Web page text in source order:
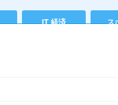
IT 経済 ス